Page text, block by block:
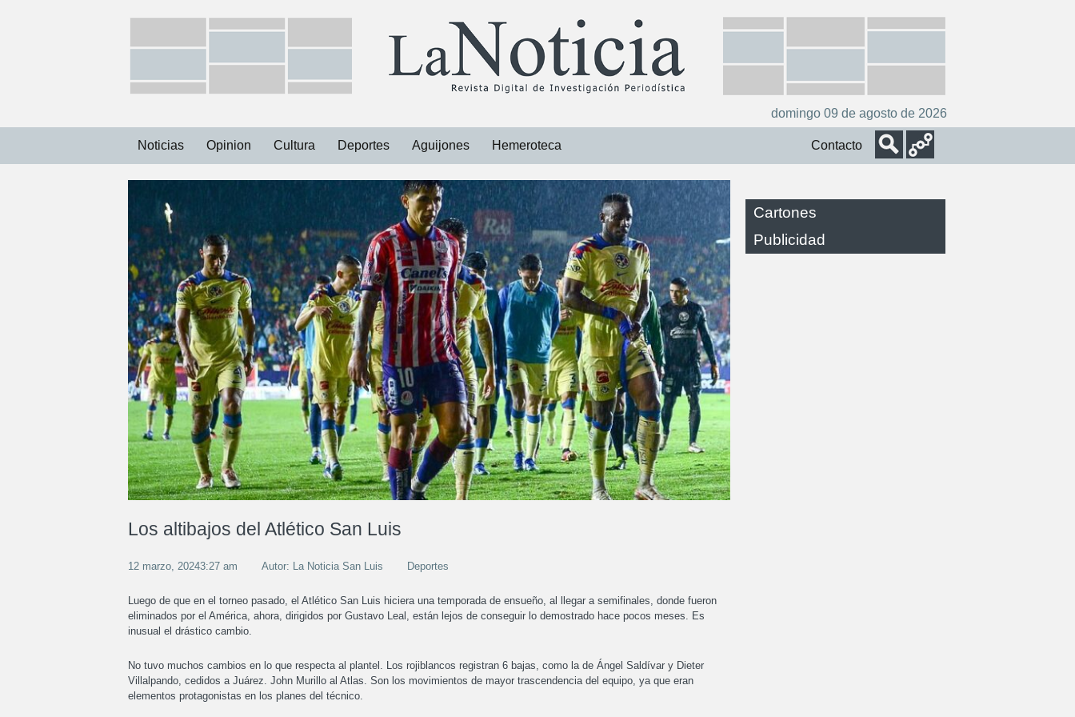
domingo 09 de agosto de 2026
Noticias
Capital
Municipios
Opinion Cultura Deportes Aguijones Hemeroteca
Libros
Revistas
Contacto
Los altibajos del Atlético San Luis
12 marzo, 20243:27 am Autor: La Noticia San Luis Deportes
Luego de que en el torneo pasado, el Atlético San Luis hiciera una temporada de ensueño, al llegar a semifinales, donde fueron
eliminados por el América, ahora, dirigidos por Gustavo Leal, están lejos de conseguir lo demostrado hace pocos meses. Es
inusual el drástico cambio.
No tuvo muchos cambios en lo que respecta al plantel. Los rojiblancos registran 6 bajas, como la de Ángel Saldívar y Dieter
Villalpando, cedidos a Juárez. John Murillo al Atlas. Son los movimientos de mayor trascendencia del equipo, ya que eran
elementos protagonistas en los planes del técnico.
Cartones
Publicidad